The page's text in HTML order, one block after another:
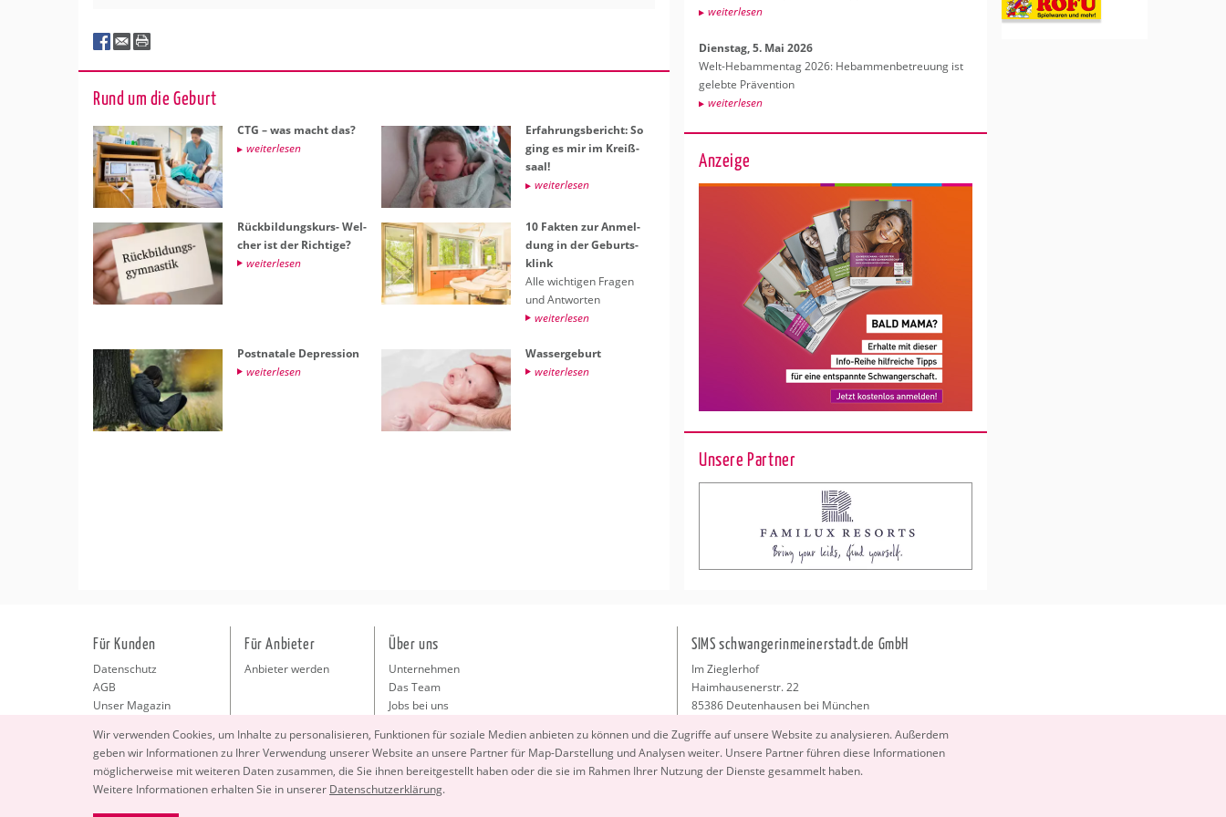
Rund um die Ge­burt
CTG – was macht das?
wei­ter­le­sen
Er­fah­rungs­be­richt: So
ging es mir im Kreiß­
saal!
wei­ter­le­sen
Rück­bil­dungs­kurs- Wel­
cher ist der Rich­ti­ge?
wei­ter­le­sen
10 Fak­ten zur An­mel­
dung in der Ge­burts­
klink
Alle wich­ti­gen Fra­gen
und Ant­wor­ten
wei­ter­le­sen
Post­na­ta­le De­pres­si­on
wei­ter­le­sen
Was­ser­ge­burt
wei­ter­le­sen
wei­ter­le­sen
Diens­tag, 5. Mai 2026
Welt-Heb­am­men­tag 2026: Heb­am­men­be­treu­ung ist
ge­leb­te Prä­ven­ti­on
wei­ter­le­sen
Anzeige
Unsere Partner
Wir ver­wen­den Coo­kies, um In­hal­te zu per­so­na­li­sie­ren, Funk­tio­nen für so­zia­le Me­di­en an­bie­ten zu kön­nen und die Zu­grif­fe auf un­se­re Web­site zu ana­ly­sie­ren. Au­ßer­dem
geben wir In­for­ma­tio­nen zu Ihrer Ver­wen­dung un­se­rer Web­site an un­se­re Part­ner für Map-Dar­stel­lung und Ana­ly­sen wei­ter. Un­se­re Part­ner füh­ren diese In­for­ma­tio­nen
mög­li­cher­wei­se mit wei­te­ren Daten zu­sam­men, die Sie ihnen be­reit­ge­stellt haben oder die sie im Rah­men Ihrer Nut­zung der Diens­te ge­sam­melt haben.
Wei­te­re In­for­ma­tio­nen er­hal­ten Sie in un­se­rer Da­ten­schut­z­er­klä­rung.
Für Kunden
Datenschutz
AGB
Unser Magazin
Für Anbieter
Anbieter werden
Über uns
Unternehmen
Das Team
Jobs bei uns
Kontakt
Impressum
SIMS schwangerinmeinerstadt.de GmbH
Im Zieglerhof
Haimhausenerstr. 22
85386 Deutenhausen bei München